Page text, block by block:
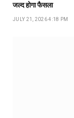
जल्द होगा फैसला
JULY 21, 2026 4:18 PM